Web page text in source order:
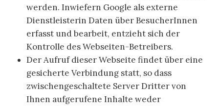
werden. Inwiefern Google als externe
Dienstleisterin Daten über BesucherInnen
erfasst und bearbeit, entzieht sich der
Kontrolle des Webseiten-Betreibers.
Der Aufruf dieser Webseite findet über eine
gesicherte Verbindung statt, so dass
zwischengeschaltete Server Dritter von
Ihnen aufgerufene Inhalte weder